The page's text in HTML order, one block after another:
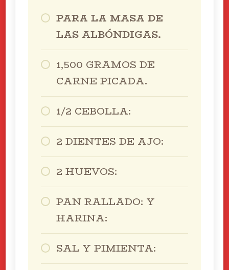
PARA LA MASA DE
LAS ALBÓNDIGAS.
1,500 GRAMOS DE
CARNE PICADA.
1/2 CEBOLLA:
2 DIENTES DE AJO:
2 HUEVOS:
PAN RALLADO: Y
HARINA:
SAL Y PIMIENTA: